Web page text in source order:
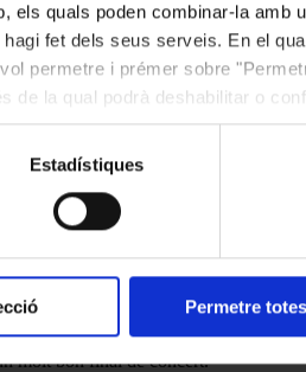
els quals poden combinar-la amb
fet dels seus serveis. En el
permetre i prémer sobre
de la qual podrà deshabilitar o
Estadístiques
Permetre
dels seus components. Per obrir
del Liceu. Després de
de profunda expressivitat, que
amb absoluta musicalitat els
Sonata for alto saxophone and pianode
molt bon final de concert.